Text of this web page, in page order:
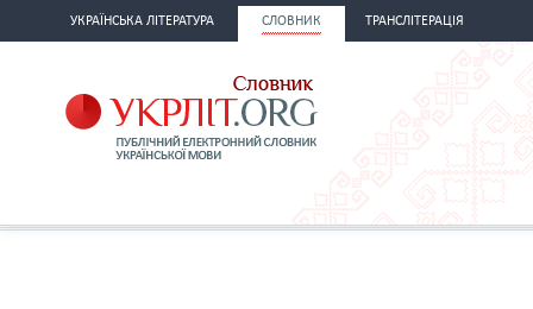
УКРАЇНСЬКА ЛІТЕРАТУРА СЛОВНИК ТРАНСЛІТЕРАЦІЯ